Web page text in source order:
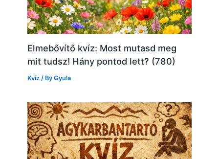
Elmebővítő kvíz: Most mutasd meg
mit tudsz! Hány pontod lett? (780)
Kvíz / ByGyula